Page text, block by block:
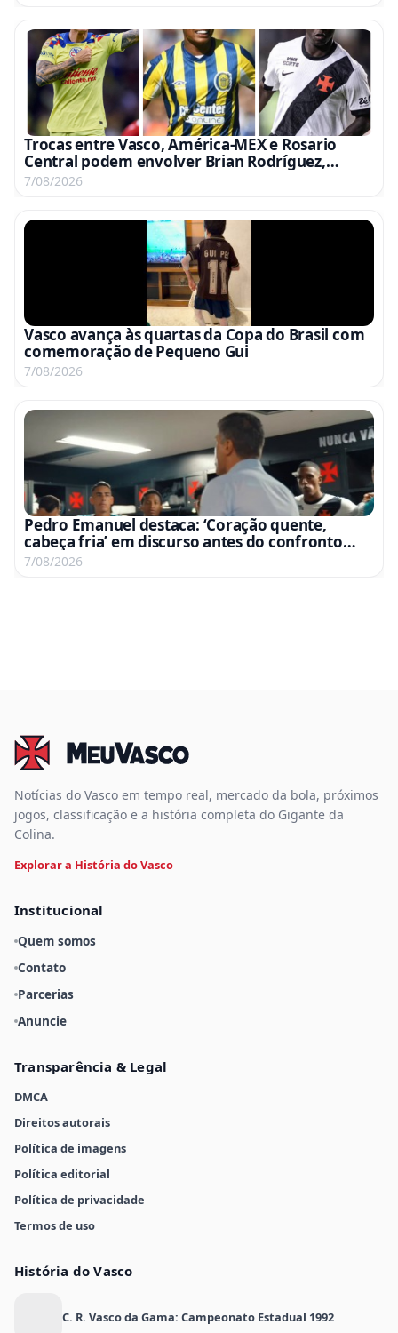
Trocas entre Vasco, América-MEX e Rosario
Central podem envolver Brian Rodríguez,
Campaz e Marino
7/08/2026
Vasco avança às quartas da Copa do Brasil com
comemoração de Pequeno Gui
7/08/2026
Pedro Emanuel destaca: ‘Coração quente,
cabeça fria’ em discurso antes do confronto
com o Fluminense
7/08/2026
Notícias do Vasco em tempo real, mercado da bola, próximos
jogos, classificação e a história completa do Gigante da
Colina.
Explorar a História do Vasco
Institucional
Quem somos
Contato
Parcerias
Anuncie
Transparência & Legal
DMCA
Direitos autorais
Política de imagens
Política editorial
Política de privacidade
Termos de uso
História do Vasco
C. R. Vasco da Gama: Campeonato Estadual 1992